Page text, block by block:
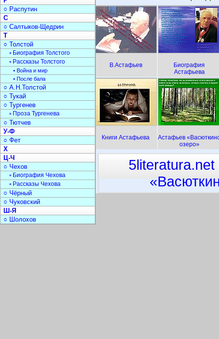
В.Астафьев
Биография
Астафьева
Книги Астафьева
Астафьев
озеро»
○ Распутин
С
○ Салтыков-Щедрин
Т
○ Толстой
▫ Биография Толстого
▫ Рассказы Толстого
• Война и мир
• После бала
○ А.Н.Толстой
○ Тукай
○ Тургенев
▫ Проза Тургенева
○ Тютчев
У-Ф
○ Фет
Х
Ц-Ч
○ Чехов
▫ Биография Чехова
▫ Рассказы Чехова
○ Чёрный
○ Чуковский
Ш-Я
○ Шолохов
5literatura.net